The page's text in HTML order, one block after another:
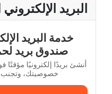
البريد
خدمة البريد
صندوق بريد
أنشئ بريدًا إلكترونيًا مؤقتًا
خصوصيتك، وتجنب